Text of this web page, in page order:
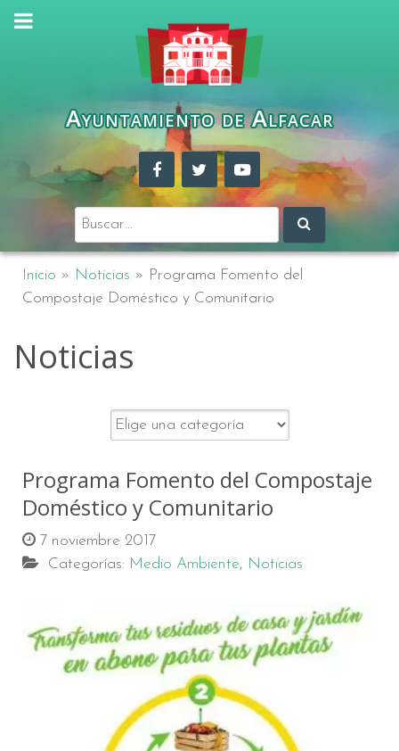
Ayuntamiento de Alfacar
Buscar:
Inicio » Noticias » Programa Fomento del
Compostaje Doméstico y Comunitario
Noticias
Programa Fomento del Compostaje
Doméstico y Comunitario
7 noviembre 2017
Categorías: Medio Ambiente, Noticias